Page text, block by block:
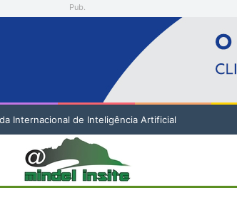
Pub.
Internacional de Inteligência Artificial